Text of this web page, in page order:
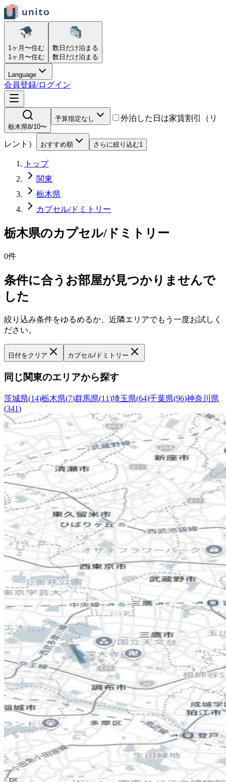
1ヶ月〜住む
1ヶ月〜住む
数日だけ泊まる
数日だけ泊まる
Language
会員登録/ログイン
栃木県8/10〜
予算指定なし 外泊した日は家賃割引（リ
レント） おすすめ順 さらに絞り込む1
トップ
関東
栃木県
カプセル/ドミトリー
栃木県のカプセル/ドミトリー
0件
条件に合うお部屋が見つかりませんで
した
絞り込み条件をゆるめるか、近隣エリアでもう一度お試しく
ださい。
日付をクリア カプセル/ドミトリー
同じ関東のエリアから探す
茨城県(14)栃木県(7)群馬県(11)埼玉県(64)千葉県(96)神奈川県
(341)